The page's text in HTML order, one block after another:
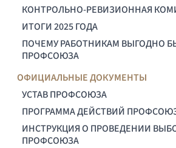
КОНТРОЛЬНО-РЕВИЗИОННАЯ
ИТОГИ 2025 ГОДА
ПОЧЕМУ РАБОТНИКАМ ВЫГОДНО
ПРОФСОЮЗА
ОФИЦИАЛЬНЫЕ ДОКУМЕНТЫ
УСТАВ ПРОФСОЮЗА
ПРОГРАММА ДЕЙСТВИЙ
ИНСТРУКЦИЯ О ПРОВЕДЕНИИ
ПРОФСОЮЗА